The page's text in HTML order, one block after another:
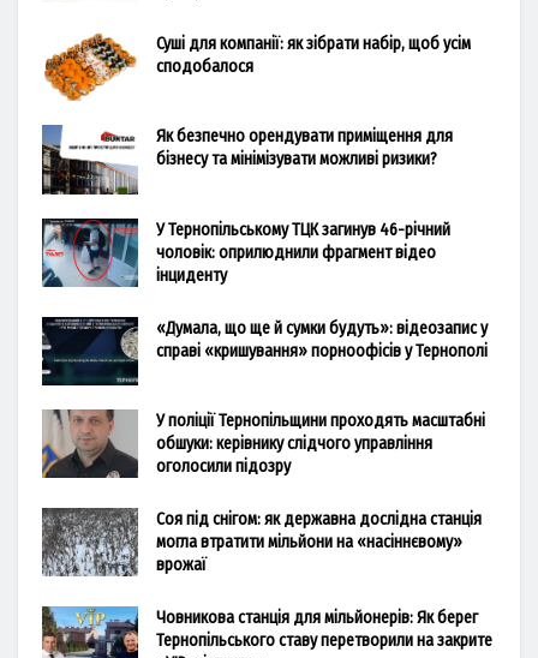
Суші для компанії: як зібрати набір, щоб усім
сподобалося
Як безпечно орендувати приміщення для
бізнесу та мінімізувати можливі ризики?
У Тернопільському ТЦК загинув 46-річний
чоловік: оприлюднили фрагмент відео
інциденту
«Думала, що ще й сумки будуть»: відеозапис у
справі «кришування» порноофісів у Тернополі
У поліції Тернопільщини проходять масштабні
обшуки: керівнику слідчого управління
оголосили підозру
Соя під снігом: як державна дослідна станція
могла втратити мільйони на «насіннєвому»
врожаї
Човникова станція для мільйонерів: Як берег
Тернопільського ставу перетворили на закрите